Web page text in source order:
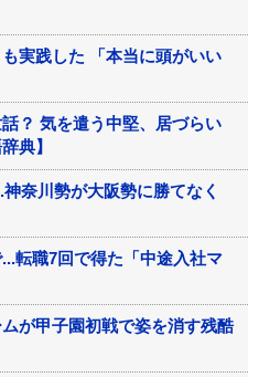
実践した 「本当に頭がいい
？ 気を遣う中堅、居づらい
典】
奈川勢が大阪勢に勝てなく
転職7回で得た「中途入社マ
が甲子園初戦で姿を消す残酷